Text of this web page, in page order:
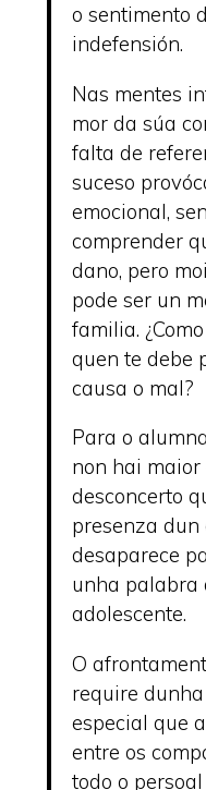
o sentimento
indefensión.
Nas mentes
mor da súa
falta de
suceso
emocional,
comprender
dano, pero
pode ser un
familia.
quen te debe
causa o mal?
Para o
non hai maior
desconcerto
presenza dun
desaparece
unha palabra
adolescente.
O
require
especial que
entre os
todo o